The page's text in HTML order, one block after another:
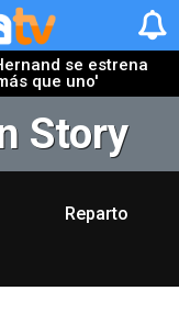
se estrena
que uno'
Story
Reparto